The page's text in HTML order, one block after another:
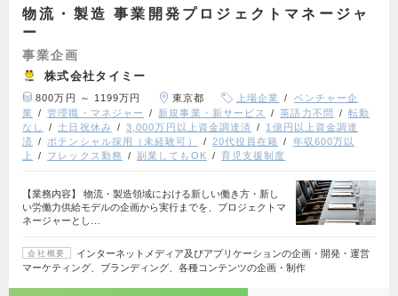
物流・製造 事業開発プロジェクトマネージャ
ー
事業企画
株式会社タイミー
800万円 ～ 1199万円 東京都 上場企業
ベンチャー企
業
管理職・マネジャー 新規事業・新サービス 英語力不問
転勤
なし
土日祝休み 3,000万円以上資金調達済
1億円以上資金調達
済
ポテンシャル採用（未経験可） 20代役員在籍
年収600万以
上
フレックス勤務 副業してもOK 育児支援制度
【業務内容】 物流・製造領域における新しい働き方・新し
い労働力供給モデルの企画から実行までを、プロジェクトマ
ネージャーとし…
会社概要
インターネットメディア及びアプリケーションの企画・開発・運営
マーケティング、ブランディング、各種コンテンツの企画・制作